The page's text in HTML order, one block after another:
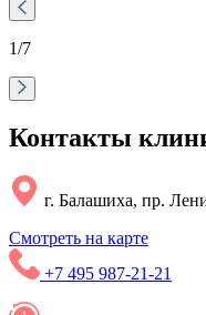
1/7
Контакты
г. Балашиха, пр.
Смотреть на карте
+7 495 987-21-21